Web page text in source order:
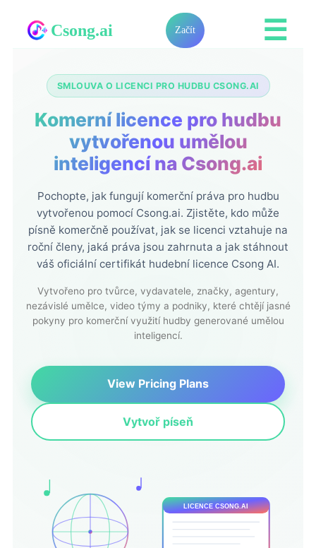
Csong.ai Začít ☰
SMLOUVA O LICENCI PRO HUDBU CSONG.AI
Komerní licence pro hudbu
vytvořenou umělou
inteligencí na Csong.ai
Pochopte, jak fungují komerční práva pro hudbu
vytvořenou pomocí Csong.ai. Zjistěte, kdo může
písně komerčně používat, jak se licenci vztahuje na
roční členy, jaká práva jsou zahrnuta a jak stáhnout
váš oficiální certifikát hudební licence Csong AI.
Vytvořeno pro tvůrce, vydavatele, značky, agentury,
nezávislé umělce, video týmy a podniky, které chtějí jasné
pokyny pro komerční využití hudby generované umělou
inteligencí.
View Pricing Plans
Vytvoř píseň
LICENCE CSONG.AI